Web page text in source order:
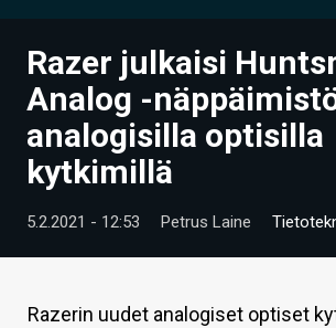
UUTISET
ARTIKKELIT
VIDEOT
TECHBBS
HINTA.FI
Razer julkaisi
Analog -
analogisilla optisilla
kytkimillä
5.2.2021 - 12:53 Petrus Laine
Razerin uudet analogiset optiset